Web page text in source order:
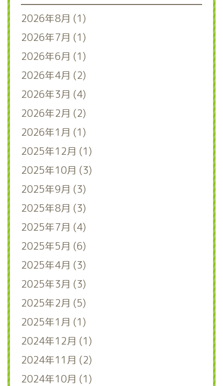
2026年8月 (1)
2026年7月 (1)
2026年6月 (1)
2026年4月 (2)
2026年3月 (4)
2026年2月 (2)
2026年1月 (1)
2025年12月 (1)
2025年10月 (3)
2025年9月 (3)
2025年8月 (3)
2025年7月 (4)
2025年5月 (6)
2025年4月 (3)
2025年3月 (3)
2025年2月 (5)
2025年1月 (1)
2024年12月 (1)
2024年11月 (2)
2024年10月 (1)